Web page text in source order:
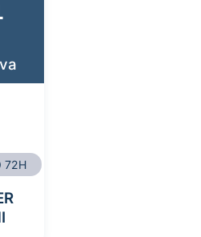
72H